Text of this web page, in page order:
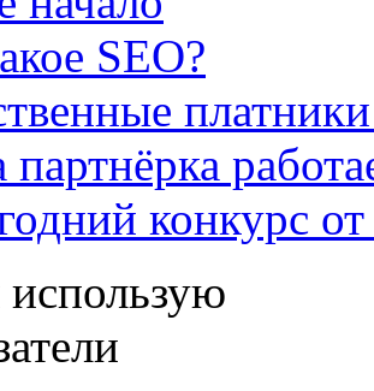
SEO?
партнёрка
конкурс